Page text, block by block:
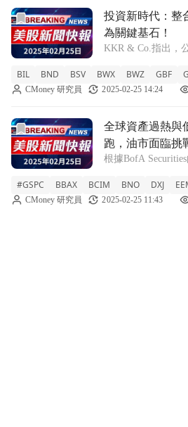
前往投資新時代：整合多元資產類
投資新時代：整
為關鍵基石！
KKR & Co.指出，
融環境的變化，公
糊。根據KKR &
BIL BND BSV BWX BWZ GBF
CMoney 研究員 2025-02-25 14:24
前往全球資產過熱與低迷：黃金持
全球資產過熱與
跑，油市面臨挑
根據BofA
在當前市場環境中
（
#GSPC BBAX BCIM BNO DXJ
CMoney 研究員 2025-02-25 11:43